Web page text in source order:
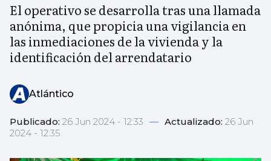
El operativo se desarrolla tras una llamada
anónima, que propicia una vigilancia en
las inmediaciones de la vivienda y la
identificación del arrendatario
Atlántico
Publicado: 26 Jun 2024 - 12:33 — Actualizado: 26 Jun
2024 - 12:35